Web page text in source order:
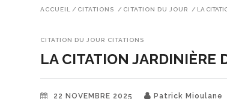
ACCUEIL / CITATIONS / CITATION DU JOUR / LA
CITATION DU JOUR CITATIONS
LA CITATION JARDINIÈRE
22 NOVEMBRE 2025 Patrick Mioulane